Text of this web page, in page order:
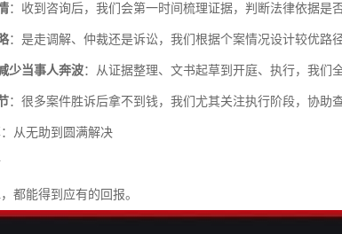
：收到咨询后，我们会第一时间梳理证据，判断法律依据是
：是走调解、仲裁还是诉讼，我们根据个案情况设计较优路
少当事人奔波：从证据整理、文书起草到开庭、执行，我们
：很多案件胜诉后拿不到钱，我们尤其关注执行阶段，协助
从无助到圆满解决
都能得到应有的回报。